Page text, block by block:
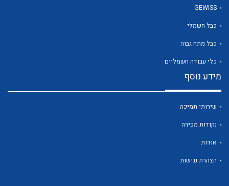
GEWISS
כבל חשמלי
כבל מתח גבוה
כלי עבודה חשמליים
מידע נוסף
שירותי תמיכה
נקודות מכירה
אודות
הצהרת נגישות